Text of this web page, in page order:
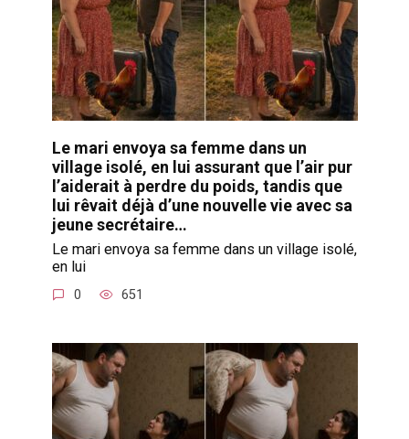
Le mari envoya sa femme dans un
village isolé, en lui assurant que l’air pur
l’aiderait à perdre du poids, tandis que
lui rêvait déjà d’une nouvelle vie avec sa
jeune secrétaire…
Le mari envoya sa femme dans un village isolé,
en lui
0 651